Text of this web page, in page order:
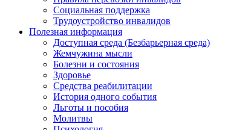
Социальная поддержка
Трудоустройство инвалидов
Полезная информация
Доступная среда (Безбарьерная среда)
Жемчужина мысли
Болезни и состояния
Здоровье
Средства реабилитации
История одного события
Льготы и пособия
Молитвы